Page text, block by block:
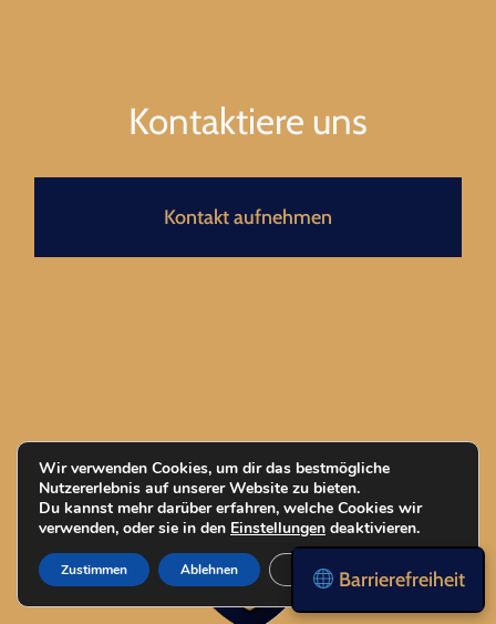
Kontaktiere uns
Kontakt aufnehmen
Barrierefreiheit
Wir verwenden Cookies, um dir das bestmögliche
Nutzererlebnis auf unserer Website zu bieten.
Du kannst mehr darüber erfahren, welche Cookies wir
verwenden, oder sie in den Einstellungen deaktivieren.
Zustimmen Ablehnen Einstellungen